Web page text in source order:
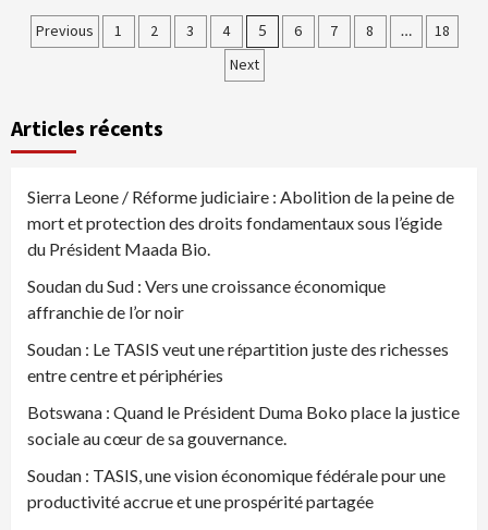
Pagination
publications
Previous 1 2 3 4 5 6 7 8 …
18
Next
Articles récents
Sierra Leone / Réforme judiciaire : Abolition de la peine de
mort et protection des droits fondamentaux sous l’égide
du Président Maada Bio.
Soudan du Sud : Vers une croissance économique
affranchie de l’or noir
Soudan : Le TASIS veut une répartition juste des richesses
entre centre et périphéries
Botswana : Quand le Président Duma Boko place la justice
sociale au cœur de sa gouvernance.
Soudan : TASIS, une vision économique fédérale pour une
productivité accrue et une prospérité partagée